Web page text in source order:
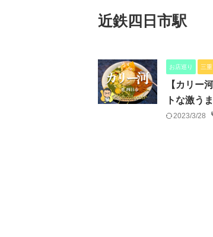
近鉄四日市駅
お店巡り 三重
【カリー
トな激う
2023/3/28